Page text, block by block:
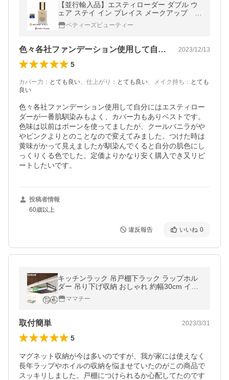
【並行輸入品】エスティローダー ダブル ウ
ェア ステイ イン プレイス メークアップ
S...ベティーズビューティー
色々各社ファンデーション使用して自分に… 2023/12/13
5
カバー力 ： とても良い、 仕上がり ： とても良い、 メイク持ち ： とても
良い
色々各社ファンデーション使用して自分にはエスティロー
ダーが一番肌馴染みもよく、カバー力もありベストです。
色味は以前はボーンを使ってましたが、クールバニラがや
やピンクよりとのことなので変えてみました。つけた時は
黄味がかって見えましたが馴染んでくると自分の肌色にし
っくりくる色でした。定価よりかなり安く購入でき又リピ
ートしたいです。
投稿者情報
60歳以上
違反報告 いいね 0
キッチンラック 吊戸棚下ラック ラップホル
ダー 吊り下げ収納 おしゃれ 約幅30cm イン
テリア雑貨 北欧 yamazaki 山崎実業 戸棚下
収納ラック タワー L tower
ママチー
取付簡単 2023/3/31
5
マグネット収納が今は多いのですが、我が家には使えなく
長年ラップやホイルの収納を悩ませていたのがこの商品で
スッキリしました。戸棚につけられるか心配してたのです